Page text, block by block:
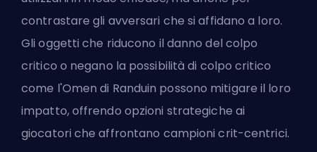
contrastare gli avversari che si affidano a loro.
Gli oggetti che riducono il danno del colpo
critico o negano la possibilità di colpo critico
come l'Omen di Randuin possono mitigare il loro
impatto, offrendo opzioni strategiche ai
giocatori che affrontano campioni crit-centrici.